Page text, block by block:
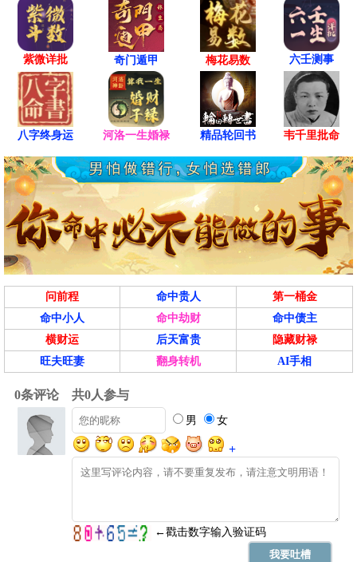
紫微详批 奇门遁甲 梅花易数 六壬测事
八字终身运 河洛一生婚禄 精品轮回书 韦千里批命
问前程 命中贵人
第一桶金
命中小人
命中劫财
命中债主
横财运
后天富贵
隐藏财禄
旺夫旺妻
翻身转机 AI手相